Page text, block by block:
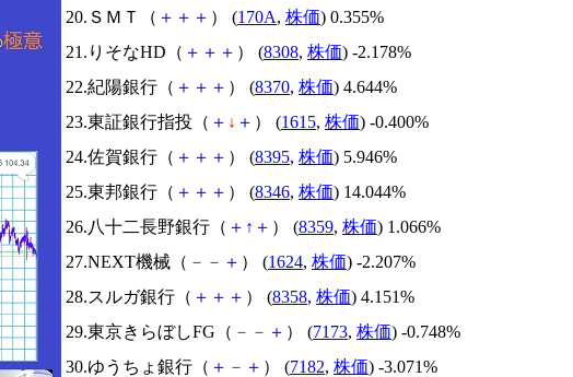
20.ＳＭＴ（ ＋ ＋ ＋ ） (170A, 株価) 0.355%
21.りそなHD（ ＋ ＋ ＋ ） (8308, 株価) -2.178%
22.紀陽銀行（ ＋ ＋ ＋ ） (8370, 株価) 4.644%
23.東証銀行指投（ ＋ ↓ ＋ ） (1615, 株価) -0.400%
24.佐賀銀行（ ＋ ＋ ＋ ） (8395, 株価) 5.946%
25.東邦銀行（ ＋ ＋ ＋ ） (8346, 株価) 14.044%
26.八十二長野銀行（ ＋ ↑ ＋ ） (8359, 株価) 1.066%
27.NEXT機械（ － － ＋ ） (1624, 株価) -2.207%
28.スルガ銀行（ ＋ ＋ ＋ ） (8358, 株価) 4.151%
29.東京きらぼしFG（ － － ＋ ） (7173, 株価) -0.748%
30.ゆうちょ銀行（ ＋ － ＋ ） (7182, 株価) -3.071%